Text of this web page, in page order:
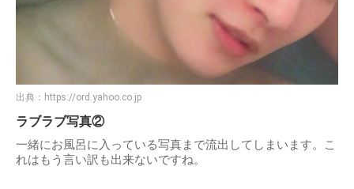
出典： https://ord.yahoo.co.jp
ラブラブ写真②
一緒にお風呂に入っている写真まで流出してしまいます。こ
れはもう言い訳も出来ないですね。